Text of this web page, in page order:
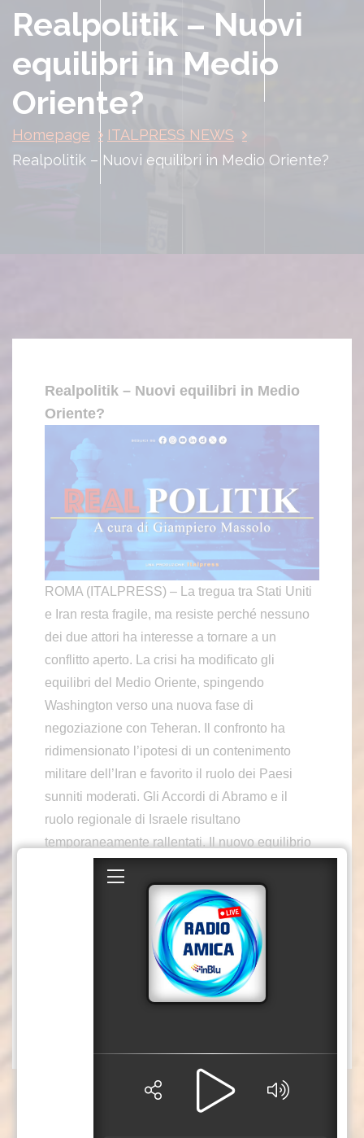
Realpolitik – Nuovi
equilibri in Medio
Oriente?
Homepage
ITALPRESS NEWS
Realpolitik – Nuovi equilibri in Medio Oriente?
Realpolitik – Nuovi equilibri in Medio
Oriente?
ROMA (ITALPRESS) – La tregua tra Stati Uniti
e Iran resta fragile, ma resiste perché nessuno
dei due attori ha interesse a tornare a un
conflitto aperto. La crisi ha modificato gli
equilibri del Medio Oriente, spingendo
Washington verso una nuova fase di
negoziazione con Teheran. Il confronto ha
ridimensionato l’ipotesi di un contenimento
militare dell’Iran e favorito il ruolo dei Paesi
sunniti moderati. Gli Accordi di Abramo e il
ruolo regionale di Israele risultano
temporaneamente rallentati. Il nuovo equilibrio
israeliana resta il principale nodo da risolvere.
Nella nuova puntata del format di Italpress
“Realpolitik”, l’ambasciatore Giampiero
Massolo analizza, il nuovo equilibrio di potenza
in Medio Oriente e le prospettive dei rapporti tra
Stati Uniti, Iran e gli attori regionali.